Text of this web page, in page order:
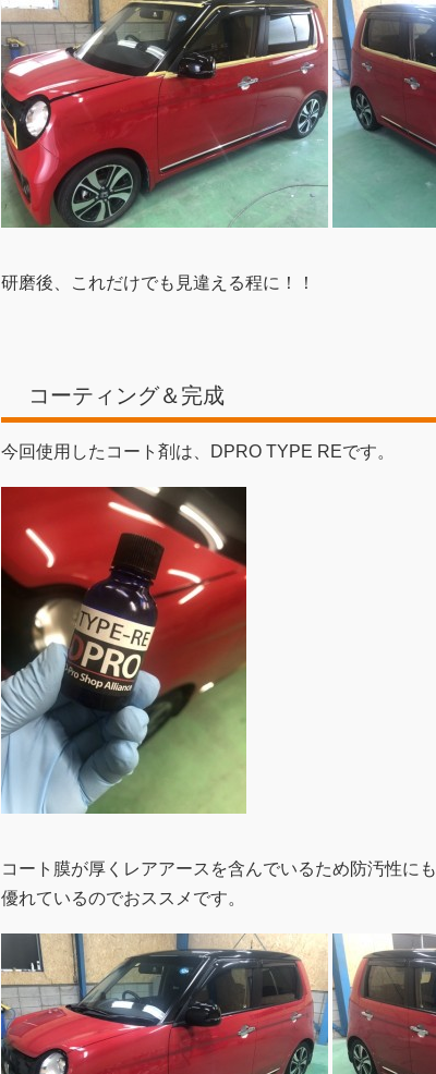
研磨後、これだけでも見違える程に！！
コーティング＆完成
今回使用したコート剤は、DPRO TYPE REです。
コート膜が厚くレアアースを含んでいるため防汚性にも
優れているのでおススメです。